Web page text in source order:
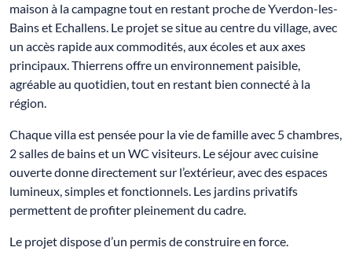
maison à la campagne tout en restant proche de Yverdon-les-
Bains et Echallens. Le projet se situe au centre du village, avec
un accès rapide aux commodités, aux écoles et aux axes
principaux. Thierrens offre un environnement paisible,
agréable au quotidien, tout en restant bien connecté à la
région.
Chaque villa est pensée pour la vie de famille avec 5 chambres,
2 salles de bains et un WC visiteurs. Le séjour avec cuisine
ouverte donne directement sur l’extérieur, avec des espaces
lumineux, simples et fonctionnels. Les jardins privatifs
permettent de profiter pleinement du cadre.
Le projet dispose d’un permis de construire en force.